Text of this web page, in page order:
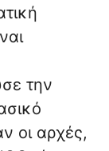
την
οι αρχές,